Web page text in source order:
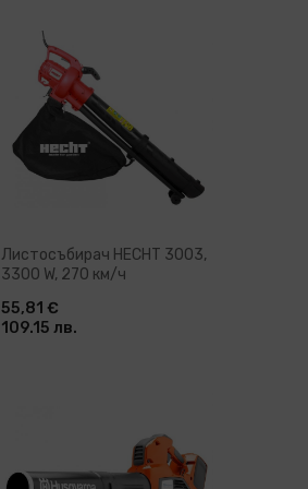
Добави в количка
Листосъбирач HECHT 3003,
3300 W, 270 км/ч
55,81 €
109.15 лв.